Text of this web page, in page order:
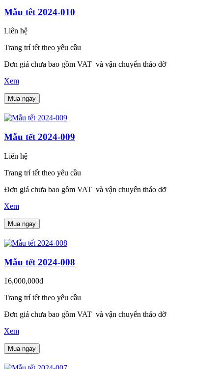
Mẫu têt 2024-010
Liên hệ
Trang trí tết theo yêu cầu
Đơn giá chưa bao gồm VAT và vận chuyển tháo dỡ
Xem
Mua ngay
Mẫu tết 2024-009
Liên hệ
Trang trí tết theo yêu cầu
Đơn giá chưa bao gồm VAT và vận chuyển tháo dỡ
Xem
Mua ngay
Mẫu tết 2024-008
16,000,000đ
Trang trí tết theo yêu cầu
Đơn giá chưa bao gồm VAT và vận chuyển tháo dỡ
Xem
Mua ngay